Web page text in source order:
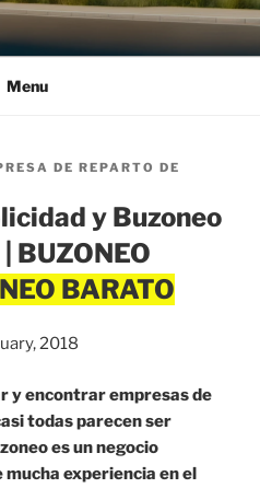
Menu
DE REPARTO DE
y Buzoneo
BUZONEO
2018
y encontrar empresas de
todas parecen ser
es un negocio
experiencia en el